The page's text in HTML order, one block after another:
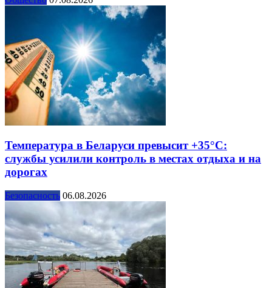
Температура в Беларуси превысит +35°С:
службы усилили контроль в местах отдыха и на
дорогах
Безопасность 06.08.2026